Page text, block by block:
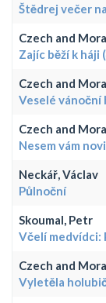
Štědrej večer
Czech and
Zajíc běží k háji
Czech and
Veselé vánoční
Czech and
Nesem vám
Neckář, Václav
Půlnoční
Skoumal, Petr
Včelí medvídci:
Czech and
Vyletěla